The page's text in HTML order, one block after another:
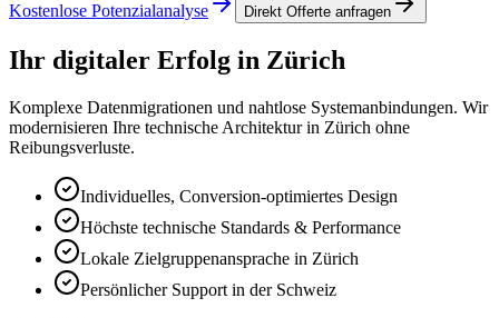
Kostenlose Potenzialanalyse Direkt Offerte anfragen
Ihr digitaler Erfolg in Zürich
Komplexe Datenmigrationen und nahtlose Systemanbindungen. Wir
modernisieren Ihre technische Architektur in Zürich ohne
Reibungsverluste.
Individuelles, Conversion-optimiertes Design
Höchste technische Standards & Performance
Lokale Zielgruppenansprache in Zürich
Persönlicher Support in der Schweiz